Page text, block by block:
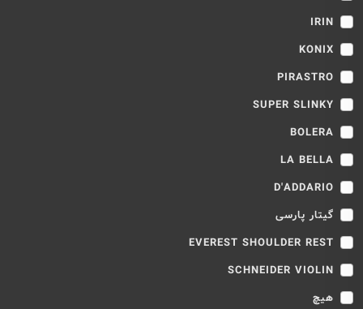
IRIN
KONIX
PIRASTRO
SUPER SLINKY
BOLERA
LA BELLA
D'ADDARIO
گیتار پارسی
EVEREST SHOULDER REST
SCHNEIDER VIOLIN
هیچ